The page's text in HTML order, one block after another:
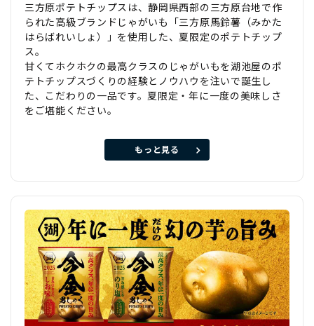
三方原ポテトチップスは、静岡県西部の三方原台地で作
られた高級ブランドじゃがいも「三方原馬鈴薯（みかた
はらばれいしょ）」を使用した、夏限定のポテトチップ
ス。
甘くてホクホクの最高クラスのじゃがいもを湖池屋のポ
テトチップスづくりの経験とノウハウを注いで誕生し
た、こだわりの一品です。夏限定・年に一度の美味しさ
をご堪能ください。
もっと見る